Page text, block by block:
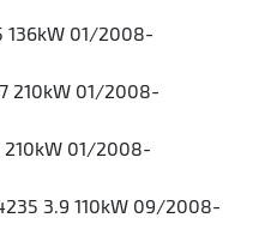
136kW 01/2008-
210kW 01/2008-
210kW 01/2008-
3.9 110kW 09/2008-